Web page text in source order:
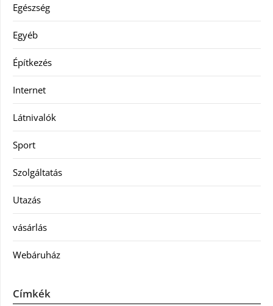
Egészség
Egyéb
Építkezés
Internet
Látnivalók
Sport
Szolgáltatás
Utazás
vásárlás
Webáruház
Címkék